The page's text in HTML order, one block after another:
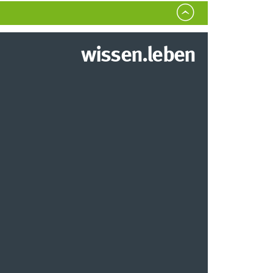
wissen.leben